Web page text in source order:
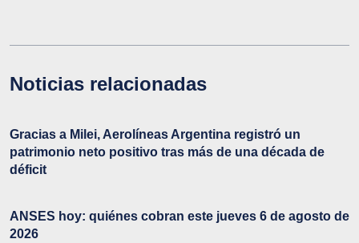
Noticias relacionadas
Gracias a Milei, Aerolíneas Argentina registró un
patrimonio neto positivo tras más de una década de
déficit
ANSES hoy: quiénes cobran este jueves 6 de agosto de
2026